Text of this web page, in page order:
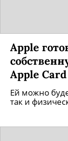
Apple
Apple Card
Ей можно
так и